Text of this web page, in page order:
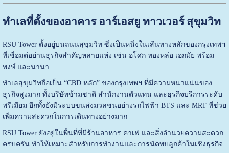
ทำเลที่ตั้งของอาคาร อาร์เอสยู ทาวเวอร์ สุขุมวิท
RSU Towerตั้งอยู่บนถนนสุขุมวิท ซึ่งเป็นหนึ่งในเส้นทางหลักของกรุงเทพฯ
ที่เชื่อมต่อย่านธุรกิจสำคัญหลายแห่ง เช่น อโศก ทองหล่อ เอกมัย พร้อม
พงษ์ และนานา
ทำเลสุขุมวิทถือเป็น “CBD หลัก” ของกรุงเทพฯ ที่มีความหนาแน่นของ
ธุรกิจสูงมาก ทั้งบริษัทข้ามชาติ สำนักงานตัวแทน และธุรกิจบริการระดับ
พรีเมียม อีกทั้งยังมีระบบขนส่งมวลชนอย่างรถไฟฟ้า BTS และ MRT ที่ช่วย
เพิ่มความสะดวกในการเดินทางอย่างมาก
RSU Tower ยังอยู่ในพื้นที่ที่มีร้านอาหาร คาเฟ่ และสิ่งอำนวยความสะดวก
ครบครัน ทำให้เหมาะสำหรับการทำงานและการนัดพบลูกค้าในเชิงธุรกิจ